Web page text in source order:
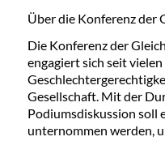
Über die Konferenz der
Die Konferenz der
engagiert sich seit
Gesellschaft. Mit der
Podiumsdiskussion soll
unternommen werden,